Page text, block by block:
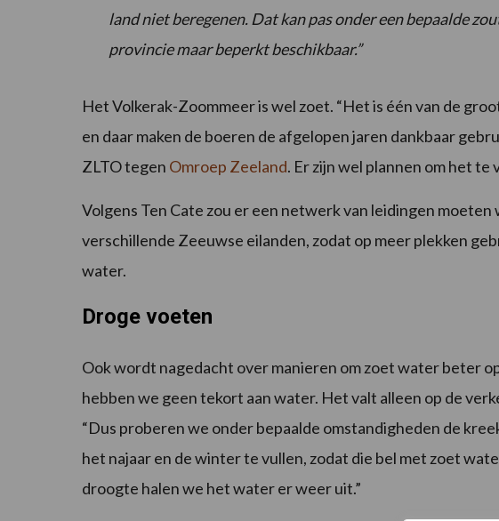
land niet beregenen. Dat kan pas onder een bepaalde
provincie maar beperkt beschikbaar.”
Het Volkerak-Zoommeer is wel zoet. “Het is één van de
en daar maken de boeren de afgelopen jaren dankbaar
ZLTO tegen Omroep Zeeland. Er zijn wel plannen om het te
Volgens Ten Cate zou er een netwerk van leidingen
verschillende Zeeuwse eilanden, zodat op meer plekken
water.
Droge voeten
Ook wordt nagedacht over manieren om zoet water beter
hebben we geen tekort aan water. Het valt alleen op de
“Dus proberen we onder bepaalde omstandigheden de
het najaar en de winter te vullen, zodat die bel met zoet
droogte halen we het water er weer uit.”